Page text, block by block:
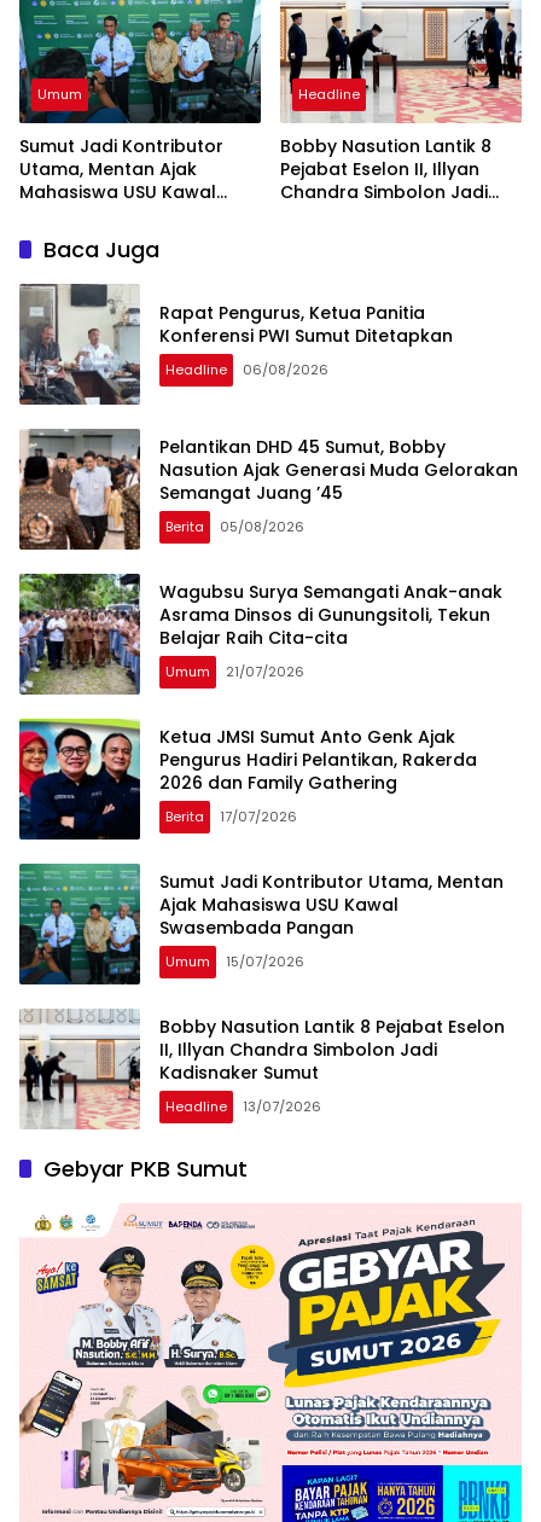
Umum
Sumut Jadi Kontributor
Utama, Mentan Ajak
Mahasiswa USU Kawal
Headline
Bobby Nasution Lantik 8
Pejabat Eselon II, Illyan
Chandra Simbolon Jadi
Baca Juga
Rapat Pengurus, Ketua Panitia
Konferensi PWI Sumut Ditetapkan
Headline 06/08/2026
Pelantikan DHD 45 Sumut, Bobby
Nasution Ajak Generasi Muda Gelorakan
Semangat Juang ’45
Berita 05/08/2026
Wagubsu Surya Semangati Anak-anak
Asrama Dinsos di Gunungsitoli, Tekun
Belajar Raih Cita-cita
Umum 21/07/2026
Ketua JMSI Sumut Anto Genk Ajak
Pengurus Hadiri Pelantikan, Rakerda
2026 dan Family Gathering
Berita 17/07/2026
Sumut Jadi Kontributor Utama, Mentan
Ajak Mahasiswa USU Kawal
Swasembada Pangan
Umum 15/07/2026
Bobby Nasution Lantik 8 Pejabat Eselon
II, Illyan Chandra Simbolon Jadi
Kadisnaker Sumut
Headline 13/07/2026
Gebyar PKB Sumut